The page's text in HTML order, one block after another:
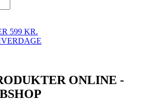
599 KR.
ONLINE -